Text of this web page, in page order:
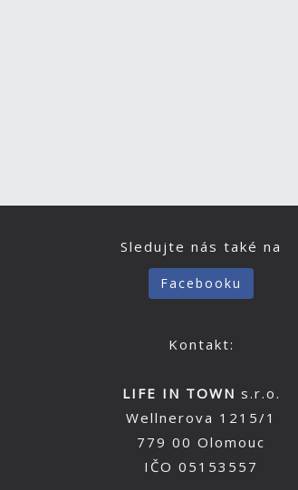
Sledujte nás také na
Facebooku
Kontakt:
LIFE IN TOWN s.r.o.
Wellnerova 1215/1
779 00 Olomouc
IČO 05153557